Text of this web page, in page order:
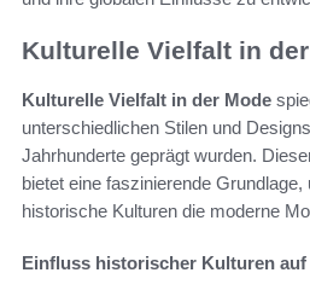
Kulturelle Vielfalt in
Kulturelle Vielfalt in der Mode
unterschiedlichen Stilen und
Jahrhunderte geprägt wurden.
bietet eine faszinierende
historische Kulturen die moderne
Einfluss historischer Kulturen auf